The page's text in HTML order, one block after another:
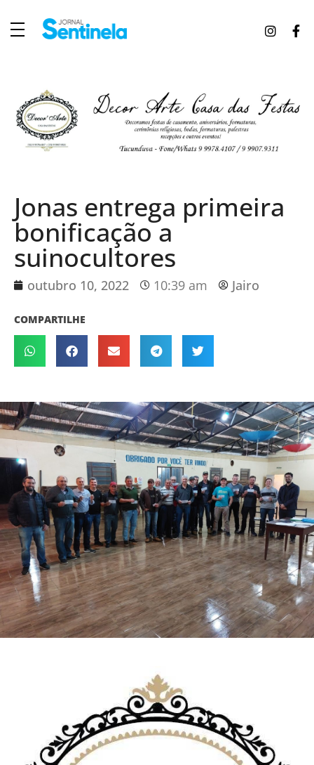
Jonas entrega primeira
bonificação a
suinocultores
outubro 10, 2022 10:39 am Jairo
COMPARTILHE